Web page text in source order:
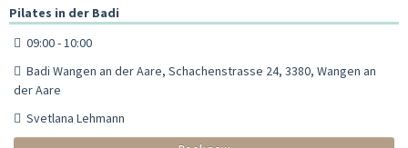
Pilates in der Badi
09:00 - 10:00
Badi Wangen an der Aare, Schachenstrasse 24, 3380, Wangen an
der Aare
Svetlana Lehmann